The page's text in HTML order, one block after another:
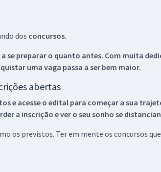
dos concursos.
se preparar o quanto antes. Com muita
uma vaga passa a ser bem maior.
abertas
e acesse o edital para começar a sua
a inscrição e ver o seu sonho se
os previstos. Ter em mente os concursos